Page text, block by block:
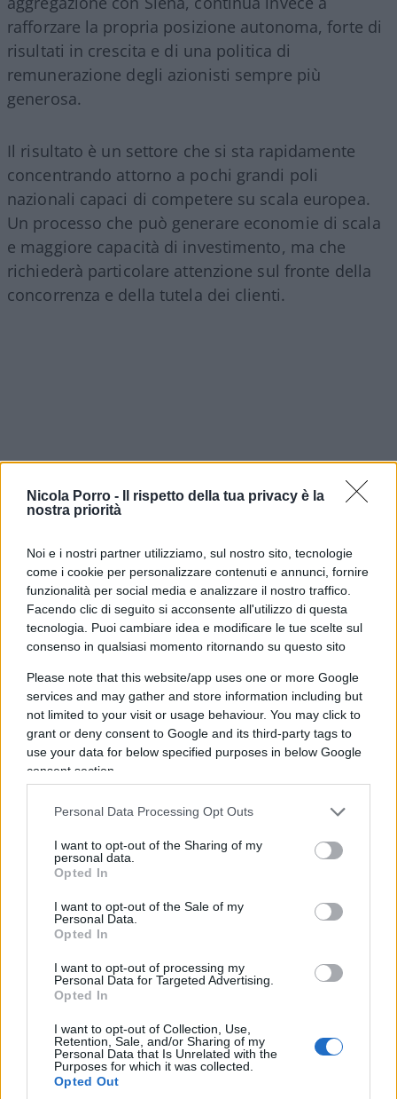
Nicola Porro -
Il rispetto della tua privacy è la
nostra priorità
Noi e i nostri partner utilizziamo, sul nostro sito, tecnologie
come i cookie per personalizzare contenuti e annunci, fornire
funzionalità per social media e analizzare il nostro traffico.
Facendo clic di seguito si acconsente all'utilizzo di questa
tecnologia. Puoi cambiare idea e modificare le tue scelte sul
consenso in qualsiasi momento ritornando su questo sito
Please note that this website/app uses one or more Google
services and may gather and store information including but
not limited to your visit or usage behaviour. You may click to
grant or deny consent to Google and its third-party tags to
use your data for below specified purposes in below Google
consent section.
Personal Data Processing Opt Outs
I want to opt-out of the Sharing of my
personal data.
Opted In
I want to opt-out of the Sale of my
Personal Data.
Opted In
I want to opt-out of processing my
Personal Data for Targeted Advertising.
Opted In
I want to opt-out of Collection, Use,
Retention, Sale, and/or Sharing of my
Personal Data that Is Unrelated with the
Purposes for which it was collected.
Opted Out
rafforzare la propria posizione autonoma, forte di
risultati in crescita e di una politica di
remunerazione degli azionisti sempre più
generosa.
Il risultato è un settore che si sta rapidamente
concentrando attorno a pochi grandi poli
nazionali capaci di competere su scala europea.
Un processo che può generare economie di scala
e maggiore capacità di investimento, ma che
richiederà particolare attenzione sul fronte della
concorrenza e della tutela dei clienti.
Utili record non significano
extraprofitti
periodicamente la tentazione di considerare i
profitti bancari come una sorta di rendita da
colpire con nuove imposte. Una lettura che rischia
però di trascurare alcuni elementi essenziali.
I risultati registrati nel semestre derivano infatti
sempre meno dall’effetto dei tassi e sempre più
dalla capacità degli istituti di offrire servizi
finanziari, gestire patrimoni e sviluppare nuove
attività ad alto valore aggiunto. Inoltre il settore è
già stato chiamato a contribuire in misura
introdotte con l’ultima manovra, che hanno
aumentato il prelievo fiscale sulle banche.